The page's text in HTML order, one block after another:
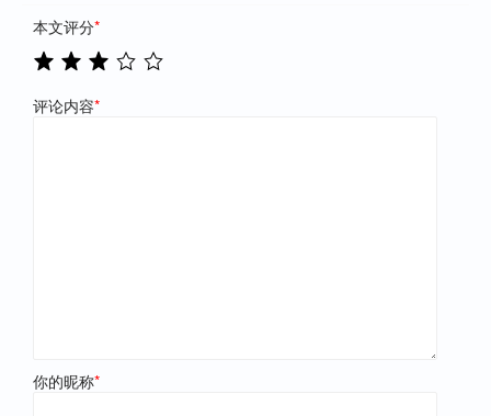
本文评分*
评论内容*
你的昵称*